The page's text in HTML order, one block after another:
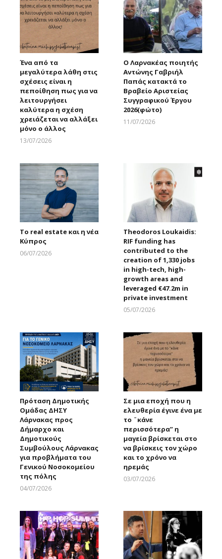
Ένα από τα
μεγαλύτερα λάθη στις
σχέσεις είναι η
πεποίθηση πως για να
λειτουργήσει
καλύτερα η σχέση
χρειάζεται να αλλάξει
μόνο ο άλλος
13/07/2026
Ο Λαρνακέας ποιητής
Αντώνης Γαβριήλ
Παπάς κατακτά το
Βραβείο Αριστείας
Συγγραφικού Έργου
2026(φώτο)
11/07/2026
Το real estate και η νέα
Κύπρος
06/07/2026
Theodoros Loukaidis:
RIF funding has
contributed to the
creation of 1,330 jobs
in high-tech, high-
growth areas and
leveraged €47.2m in
private investment
05/07/2026
Πρόταση Δημοτικής
Ομάδας ΔΗΣΥ
Λάρνακας προς
Δήμαρχο και
Δημοτικούς
Συμβούλους Λάρνακας
για προβλήματα του
Γενικού Νοσοκομείου
της πόλης
04/07/2026
Σε μια εποχή που η
ελευθερία έγινε ένα με
το ¨κάνε
περισσότερα” η
μαγεία βρίσκεται στο
να βρίσκεις τον χώρο
και το χρόνο να
ηρεμάς
03/07/2026